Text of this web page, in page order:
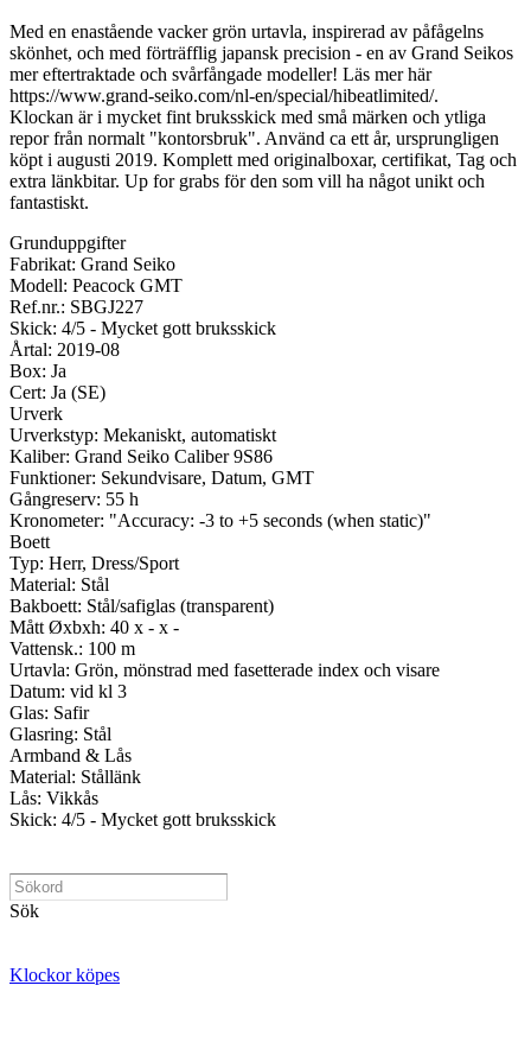
Med en enastående vacker grön urtavla, inspirerad av påfågelns
skönhet, och med förträfflig japansk precision - en av Grand Seikos
mer eftertraktade och svårfångade modeller! Läs mer här
https://www.grand-seiko.com/nl-en/special/hibeatlimited/.
Klockan är i mycket fint bruksskick med små märken och ytliga
repor från normalt "kontorsbruk". Använd ca ett år, ursprungligen
köpt i augusti 2019. Komplett med originalboxar, certifikat, Tag och
extra länkbitar. Up for grabs för den som vill ha något unikt och
fantastiskt.
Grunduppgifter
Fabrikat: Grand Seiko
Modell: Peacock GMT
Ref.nr.: SBGJ227
Skick: 4/5 - Mycket gott bruksskick
Årtal: 2019-08
Box: Ja
Cert: Ja (SE)
Urverk
Urverkstyp: Mekaniskt, automatiskt
Kaliber: Grand Seiko Caliber 9S86
Funktioner: Sekundvisare, Datum, GMT
Gångreserv: 55 h
Kronometer: "Accuracy: -3 to +5 seconds (when static)"
Boett
Typ: Herr, Dress/Sport
Material: Stål
Bakboett: Stål/safiglas (transparent)
Mått Øxbxh: 40 x - x -
Vattensk.: 100 m
Urtavla: Grön, mönstrad med fasetterade index och visare
Datum: vid kl 3
Glas: Safir
Glasring: Stål
Armband & Lås
Material: Stållänk
Lås: Vikkås
Skick: 4/5 - Mycket gott bruksskick
Sök
Klockor köpes